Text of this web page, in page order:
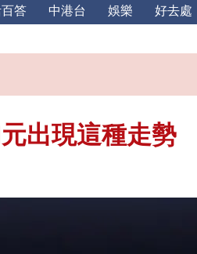
答 中港台 娛樂 好去處
出現這種走勢